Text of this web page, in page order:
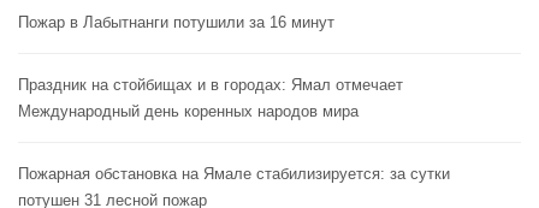
Пожар в Лабытнанги потушили за 16 минут
Праздник на стойбищах и в городах: Ямал отмечает
Международный день коренных народов мира
Пожарная обстановка на Ямале стабилизируется: за сутки
потушен 31 лесной пожар